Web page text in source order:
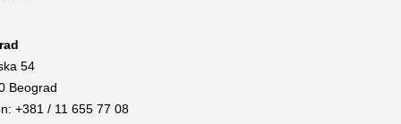
54
Beograd
+381 / 11 655 77 08